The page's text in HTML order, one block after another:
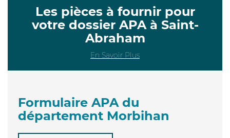
Les pièces à fournir pour
votre dossier APA à Saint-
Abraham
En Savoir Plus
Formulaire APA du
département Morbihan